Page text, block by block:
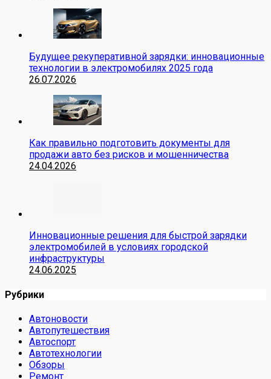
Будущее рекуперативной зарядки: инновационные
технологии в электромобилях 2025 года
26.07.2026
Как правильно подготовить документы для
продажи авто без рисков и мошенничества
24.04.2026
Инновационные решения для быстрой зарядки
электромобилей в условиях городской
инфраструктуры
24.06.2025
Рубрики
Автоновости
Автопутешествия
Автоспорт
Автотехнологии
Обзоры
Ремонт